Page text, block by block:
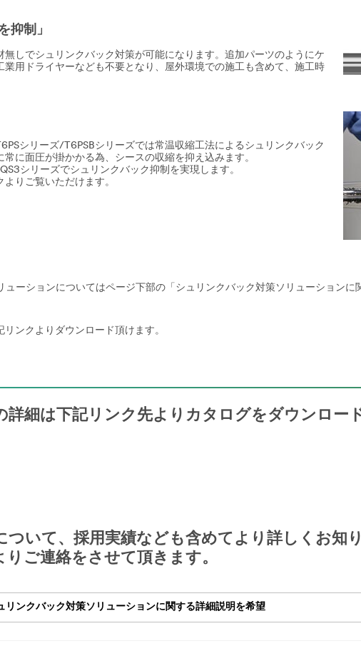
抑制」
しでシュリンクバック対策が可能になります。追加パーツのようにケ
用ドライヤーなども不要となり、屋外環境での施工も含めて、施工時
シリーズ/T6PSBシリーズでは常温収縮工法によるシュリンクバック
に面圧が掛かかる為、シースの収縮を抑え込みます。
シリーズでシュリンクバック抑制を実現します。
りご覧いただけます。
ーションについてはページ下部の「シュリンクバック対策ソリューションに
ンクよりダウンロード頂けます。
細は下記リンク先よりカタログをダウンロー
いて、採用実績なども含めてより詳しくお知
ご連絡をさせて頂きます。
リンクバック対策ソリューションに関する詳細説明を希望